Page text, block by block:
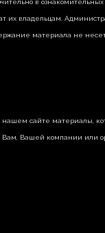
в
их владельцам.
материала не
сайте материалы,
Вашей компании или